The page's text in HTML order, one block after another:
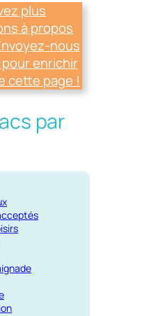
plus
à propos
nous
enrichir
cette page !
par